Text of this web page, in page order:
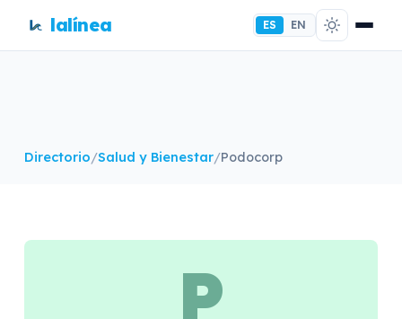
lalínea ES EN
Directorio/Salud y Bienestar/Podocorp
P